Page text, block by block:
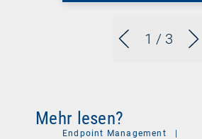
1 / 3
Mehr lesen?
Endpoint Management